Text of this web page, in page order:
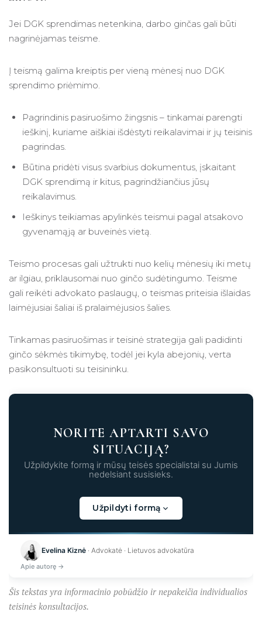
Jei DGK sprendimas netenkina, darbo ginčas gali būti
nagrinėjamas teisme.
Į teismą galima kreiptis per vieną mėnesį nuo DGK
sprendimo priėmimo.
Pagrindinis pasiruošimo žingsnis – tinkamai parengti
ieškinį, kuriame aiškiai išdėstyti reikalavimai ir jų teisinis
pagrindas.
Būtina pridėti visus svarbius dokumentus, įskaitant
DGK sprendimą ir kitus, pagrindžiančius jūsų
reikalavimus.
Ieškinys teikiamas apylinkės teismui pagal atsakovo
gyvenamąją ar buveinės vietą.
Teismo procesas gali užtrukti nuo kelių mėnesių iki metų
ar ilgiau, priklausomai nuo ginčo sudėtingumo. Teisme
gali reikėti advokato paslaugų, o teismas priteisia išlaidas
laimėjusiai šaliai iš pralaimėjusios šalies.
Tinkamas pasiruošimas ir teisinė strategija gali padidinti
ginčo sėkmės tikimybę, todėl jei kyla abejonių, verta
pasikonsultuoti su teisininku.
NORITE APTARTI SAVO
SITUACIJĄ?
Užpildykite formą ir mūsų teisės specialistai su Jumis
nedelsiant susisieks.
Užpildyti formą
Kraunama...
Evelina Kiznė · Advokatė · Lietuvos advokatūra
Apie autorę →
Šis tekstas yra informacinio pobūdžio ir nepakeičia individualios
teisinės konsultacijos.